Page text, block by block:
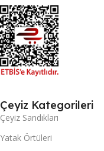
Çeyiz Kategorileri
Çeyiz Sandıkları
Yatak Örtüleri